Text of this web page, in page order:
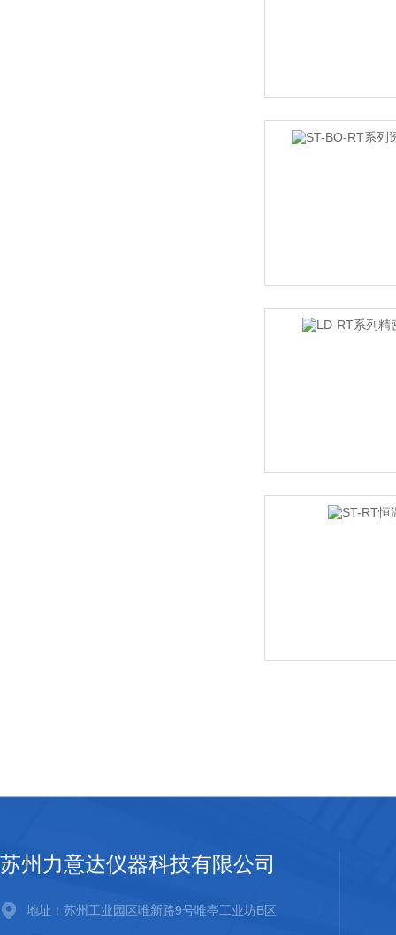
苏州力意达仪器科技有限公司
地址：苏州工业园区唯新路9号唯亭工业坊B区